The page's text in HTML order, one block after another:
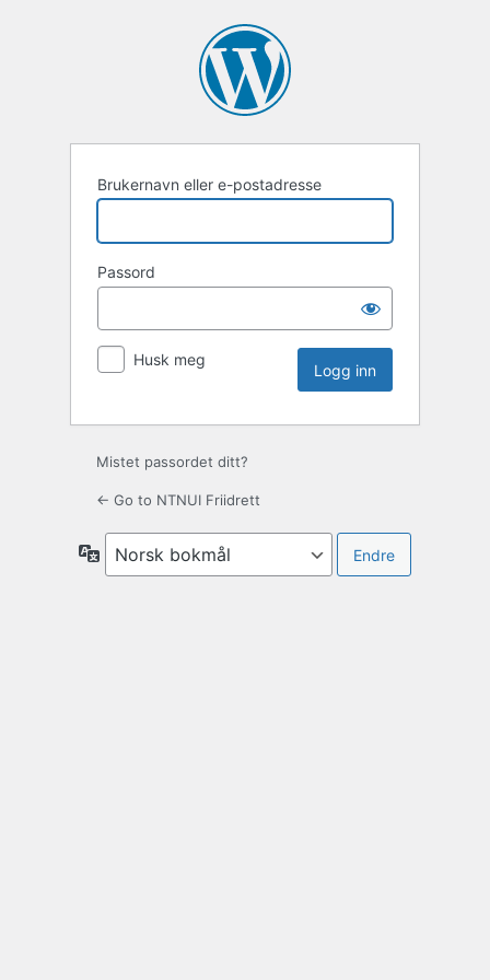
Brukernavn eller e-postadresse
Passord
Husk meg
Mistet passordet ditt?
← Go to NTNUI Friidrett
Språk